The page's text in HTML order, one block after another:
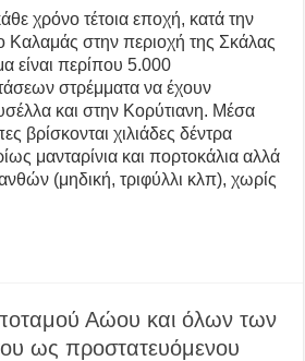
χρόνο τέτοια εποχή, κατά την
Καλαμάς στην περιοχή της Σκάλας
είναι περίπου 5.000
στρέμματα να έχουν
και στην Κορύτιανη. Μέσα
βρίσκονται χιλιάδες δέντρα
μανταρίνια και πορτοκάλια αλλά
(μηδική, τριφύλλι κλπ), χωρίς
Αώου και όλων των
ως προστατευόμενου